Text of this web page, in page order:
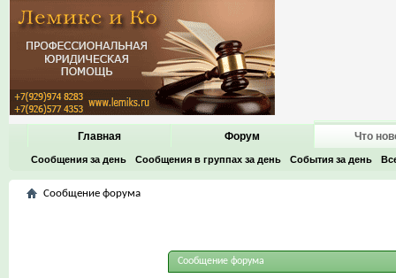
Главная Форум Что
Сообщения за день Сообщения в группах за день События за день
Сообщение форума
Сообщение форума